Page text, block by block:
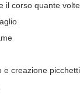
il corso quante
e creazione picchetti